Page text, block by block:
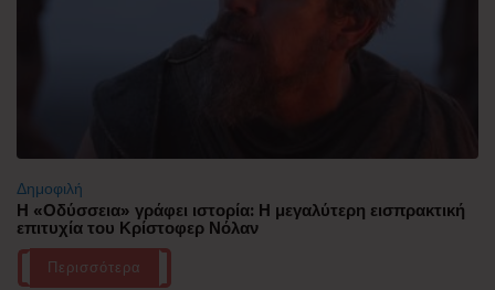
Δημοφιλή
Η «Οδύσσεια» γράφει ιστορία: Η μεγαλύτερη εισπρακτική
επιτυχία του Κρίστοφερ Νόλαν
Περισσότερα